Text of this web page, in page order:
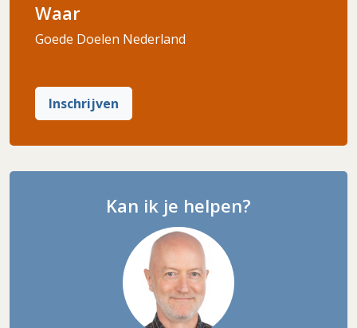
Waar
Goede Doelen Nederland
Inschrijven
Kan ik je helpen?